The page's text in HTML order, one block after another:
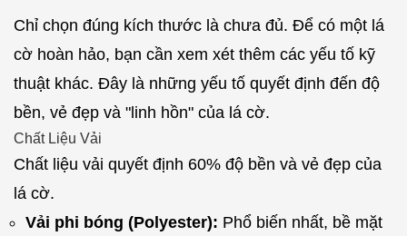
Chỉ chọn đúng kích thước là chưa đủ. Để có một lá
cờ hoàn hảo, bạn cần xem xét thêm các yếu tố kỹ
thuật khác. Đây là những yếu tố quyết định đến độ
bền, vẻ đẹp và "linh hồn" của lá cờ.
Chất Liệu Vải
Chất liệu vải quyết định 60% độ bền và vẻ đẹp của
lá cờ.
Vải phi bóng (Polyester): Phổ biến nhất, bề mặt